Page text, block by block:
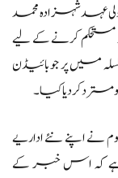
عہد شہزادہ محمد
کرنے کے لیے
میں پر جو بائیڈن
کر دیا کیا۔
اپنے نئے اداریے
کہ اس خبر کے